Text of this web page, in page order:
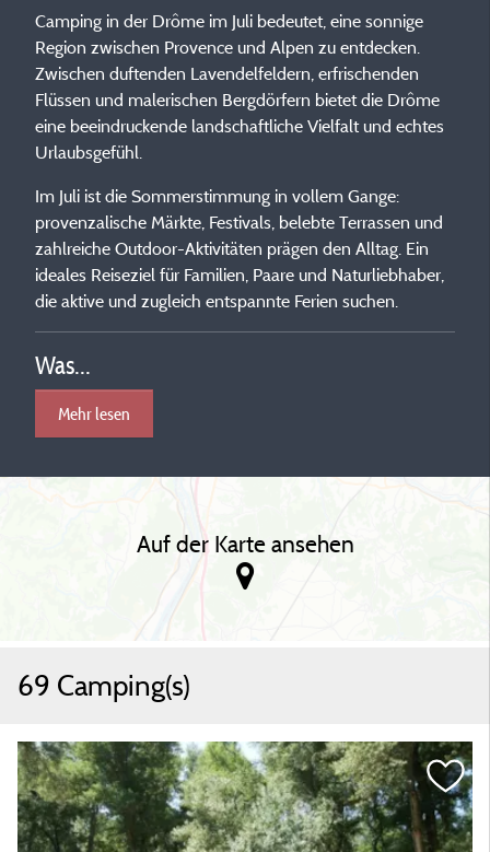
Camping in der Drôme im Juli bedeutet, eine sonnige
Region zwischen Provence und Alpen zu entdecken.
Zwischen duftenden Lavendelfeldern, erfrischenden
Flüssen und malerischen Bergdörfern bietet die Drôme
eine beeindruckende landschaftliche Vielfalt und echtes
Urlaubsgefühl.
Im Juli ist die Sommerstimmung in vollem Gange:
provenzalische Märkte, Festivals, belebte Terrassen und
zahlreiche Outdoor-Aktivitäten prägen den Alltag. Ein
ideales Reiseziel für Familien, Paare und Naturliebhaber,
die aktive und zugleich entspannte Ferien suchen.
Was...
Mehr lesen
69 Camping(s)
Auf der Karte ansehen